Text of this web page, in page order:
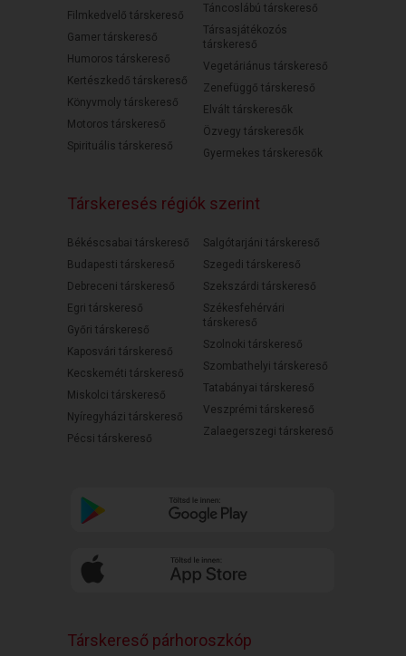
Filmkedvelő társkereső
Gamer társkereső
Humoros társkereső
Kertészkedő társkereső
Könyvmoly társkereső
Motoros társkereső
Spirituális társkereső
Táncoslábú társkereső
Társasjátékozós
társkereső
Vegetáriánus társkereső
Zenefüggő társkereső
Elvált társkeresők
Özvegy társkeresők
Gyermekes társkeresők
Társkeresés régiók szerint
Békéscsabai társkereső
Budapesti társkereső
Debreceni társkereső
Egri társkereső
Győri társkereső
Kaposvári társkereső
Kecskeméti társkereső
Miskolci társkereső
Nyíregyházi társkereső
Pécsi társkereső
Salgótarjáni társkereső
Szegedi társkereső
Szekszárdi társkereső
Székesfehérvári
társkereső
Szolnoki társkereső
Szombathelyi társkereső
Tatabányai társkereső
Veszprémi társkereső
Zalaegerszegi társkereső
Társkereső párhoroszkóp